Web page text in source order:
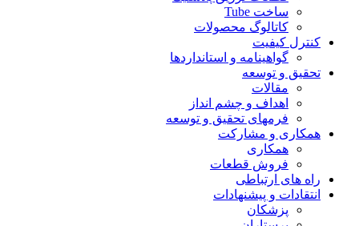
ساخت Tube
کاتالوگ محصولات
کنترل کیفیت
گواهينامه و استانداردها
تحقيق و توسعه
مقالات
اهداف و چشم انداز
فرمهای تحقیق و توسعه
همکاری و مشارکت
همکاری
فروش قطعات
راه های ارتباطی
انتقادات و پيشنهادات
پزشكان